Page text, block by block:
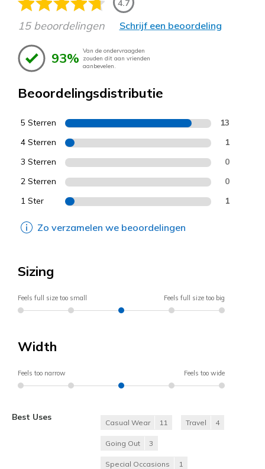
4.7
15 beoordelingen Schrijf een beoordeling
93% Van de ondervraagden
zouden dit aan vrienden
aanbevelen.
Beoordelingsdistributie
5 Sterren 13
4 Sterren 1
3 Sterren 0
2 Sterren 0
1 Ster 1
Zo verzamelen we beoordelingen
Sizing
Feels full size too small Feels full size too big
Width
Feels too narrow Feels too wide
Best Uses
Casual Wear 11 Travel 4
Going Out 3
Special Occasions 1